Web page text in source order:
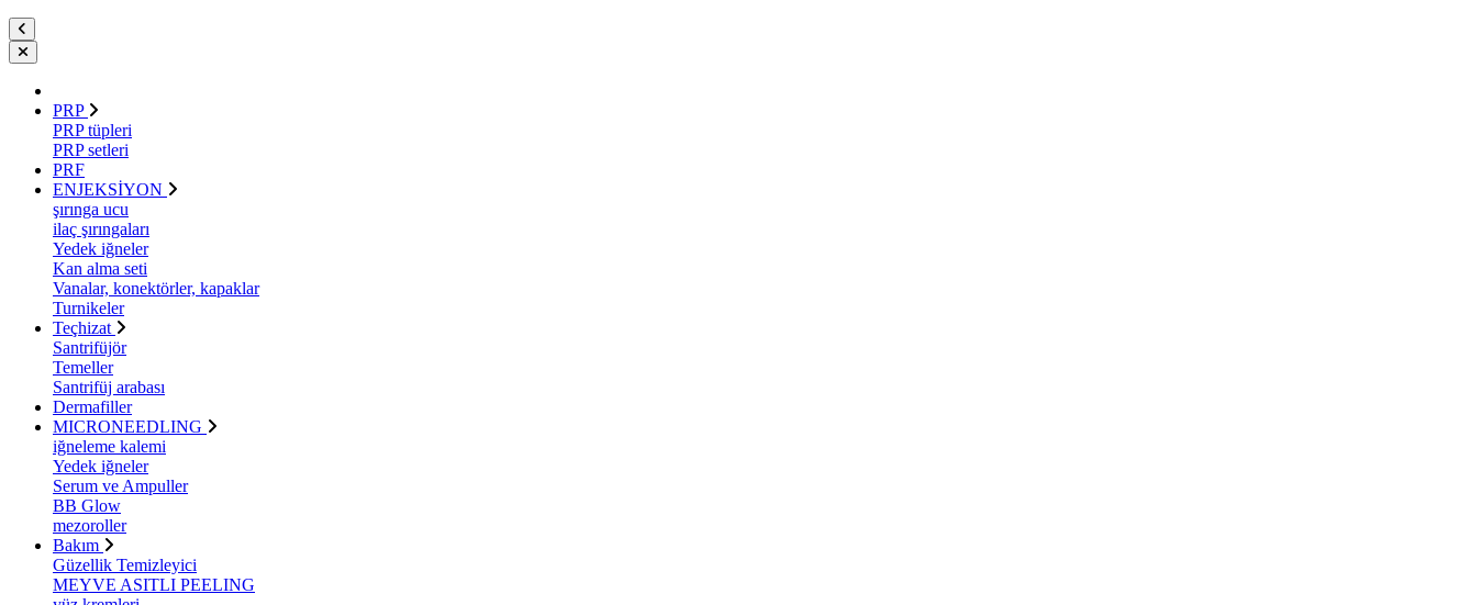
PRP
PRP tüpleri
PRP setleri
PRF
ENJEKSİYON
şırınga ucu
ilaç şırıngaları
Yedek iğneler
Kan alma seti
Vanalar, konektörler, kapaklar
Turnikeler
Teçhizat
Santrifüjör
Temeller
Santrifüj arabası
Dermafiller
MICRONEEDLING
iğneleme kalemi
Yedek iğneler
Serum ve Ampuller
BB Glow
mezoroller
Bakım
Güzellik Temizleyici
MEYVE ASITLI PEELING